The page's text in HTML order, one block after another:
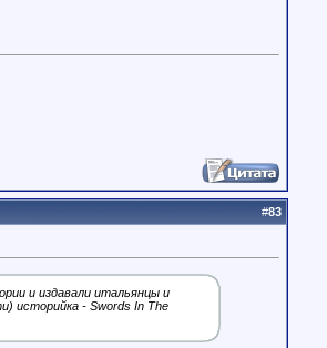
#83
и издавали итальянцы и
историйка - Swords In The